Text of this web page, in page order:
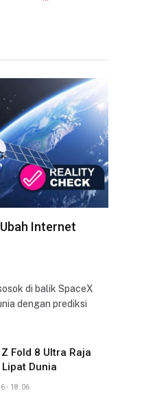
Internet
di balik SpaceX
dengan prediksi
Fold 8 Ultra Raja
Dunia
- 18.06